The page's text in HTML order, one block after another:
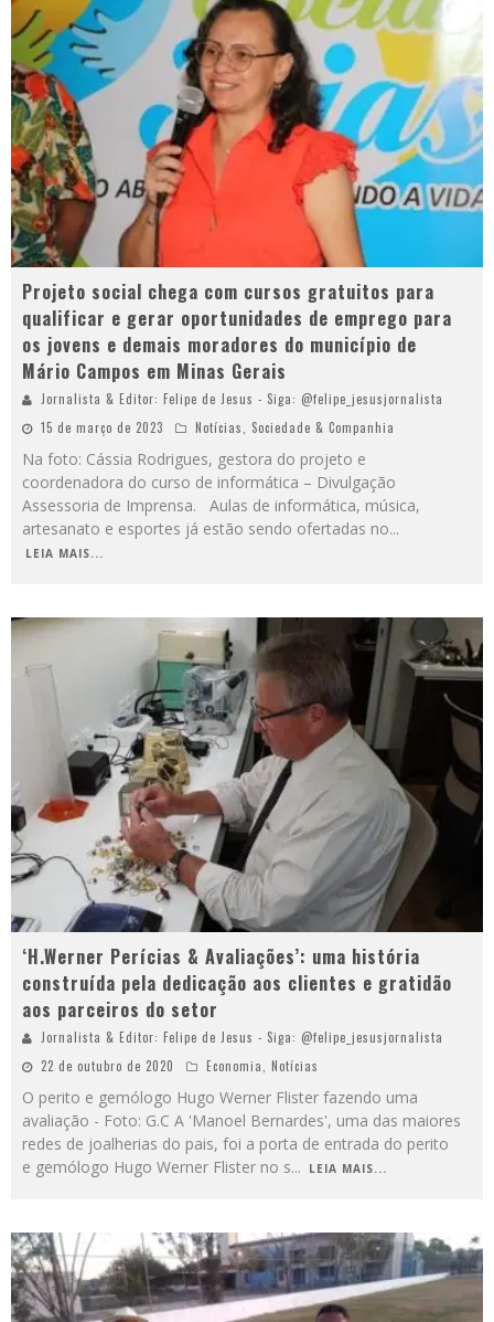
Projeto social chega com cursos gratuitos para
qualificar e gerar oportunidades de emprego para
os jovens e demais moradores do município de
Mário Campos em Minas Gerais
Jornalista & Editor: Felipe de Jesus - Siga: @felipe_jesusjornalista
15 de março de 2023
Notícias Sociedade & Companhia
Na foto: Cássia Rodrigues, gestora do projeto e
coordenadora do curso de informática – Divulgação
Assessoria de Imprensa. Aulas de informática, música,
artesanato e esportes já estão sendo ofertadas no...
LEIA MAIS...
‘H.Werner Perícias & Avaliações’: uma história
construída pela dedicação aos clientes e gratidão
aos parceiros do setor
Jornalista & Editor: Felipe de Jesus - Siga: @felipe_jesusjornalista
22 de outubro de 2020
Economia, Notícias
O perito e gemólogo Hugo Werner Flister fazendo uma
avaliação - Foto: G.C A 'Manoel Bernardes', uma das maiores
redes de joalherias do pais, foi a porta de entrada do perito
e gemólogo Hugo Werner Flister no s... LEIA MAIS...